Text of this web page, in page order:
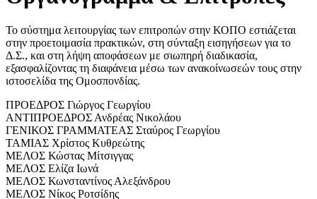
Το σύστημα λειτουργίας των επιτροπών στην ΚΟΠΟ εστιάζεται
στην προετοιμασία πρακτικών, στη σύνταξη εισηγήσεων για το
Δ.Σ., και στη λήψη αποφάσεων με σιωπηρή διαδικασία,
εξασφαλίζοντας τη διαφάνεια μέσω των ανακοίνωσεών τους στην
ιστοσελίδα της Ομοσπονδίας.
ΠΡΟΕΔΡΟΣ Γιώργος Γεωργίου
ΑΝΤΙΠΡΟΕΔΡΟΣ Ανδρέας Νικολάου
ΓΕΝΙΚΟΣ ΓΡΑΜΜΑΤΕΑΣ Σταύρος Γεωργίου
ΤΑΜΙΑΣ Χρίστος Κυθρεώτης
ΜΕΛΟΣ Κώστας Μίτσιγγας
ΜΕΛΟΣ Ελίζα Ιωνά
ΜΕΛΟΣ Κωνσταντίνος Αλεξάνδρου
ΜΕΛΟΣ Νίκος Ροτσίδης